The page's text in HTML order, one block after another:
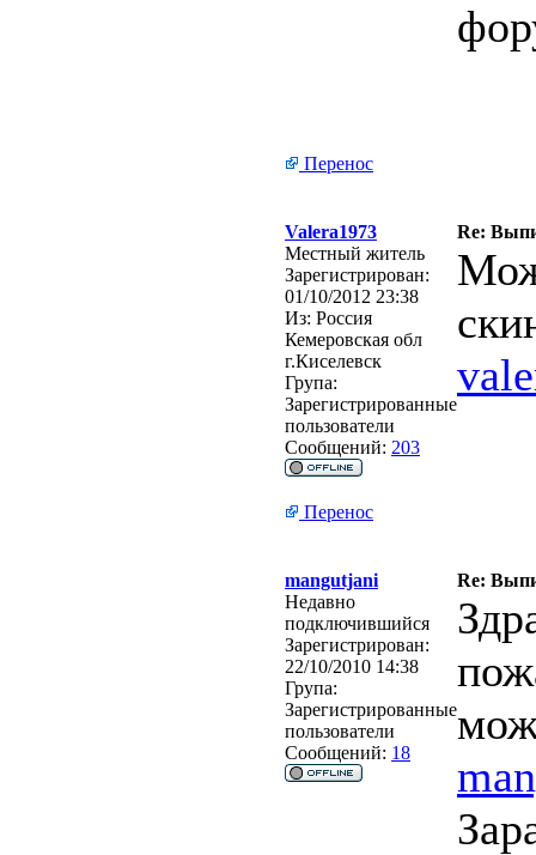
Перенос
Valera1973
Re:
Местный житель
Зарегистрирован:
01/10/2012 23:38
Из: Россия
Кемеровская обл
г.Киселевск
Група:
Зарегистрированные
пользователи
Сообщений: 203
Перенос
mangutjani
Re:
Недавно
подключившийся
Зарегистрирован:
22/10/2010 14:38
Група:
Зарегистрированные
пользователи
Сообщений: 18